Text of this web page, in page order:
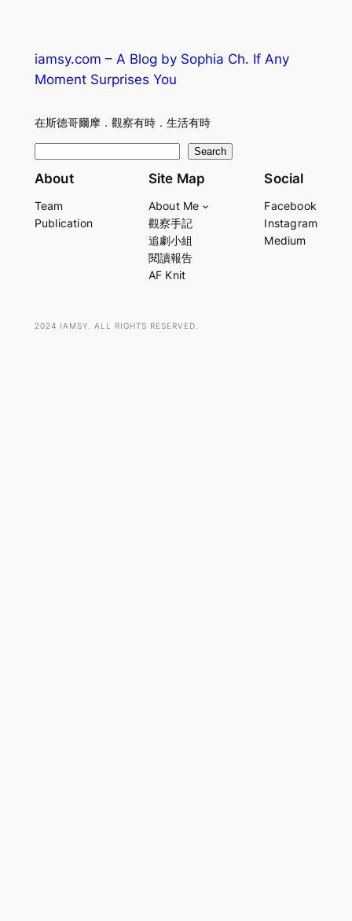
iamsy.com – A Blog by Sophia Ch. If Any
Moment Surprises You
在斯德哥爾摩．觀察有時．生活有時
e
r
Search
About
Team
Publication
Site Map
About Me
觀察手記
追劇小組
閱讀報告
AF Knit
Social
Facebook
Instagram
Medium
2024 IAMSY. ALL RIGHTS RESERVED.